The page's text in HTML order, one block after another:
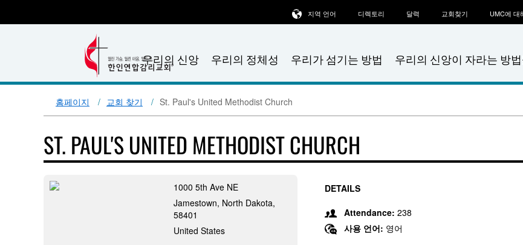
우리의 신앙 우리의 정체성 우리가 섬기는 방법 우리의 신앙이 자라는 방
지역 언어 디렉토리 달력 교회찾기 UMC에 대
홈페이지 교회 찾기 St. Paul's United Methodist Church
ST. PAUL'S UNITED METHODIST CHURCH
1000 5th Ave NE
Jamestown, North Dakota,
58401
United States
DETAILS
Attendance: 238
사용 언어: 영어